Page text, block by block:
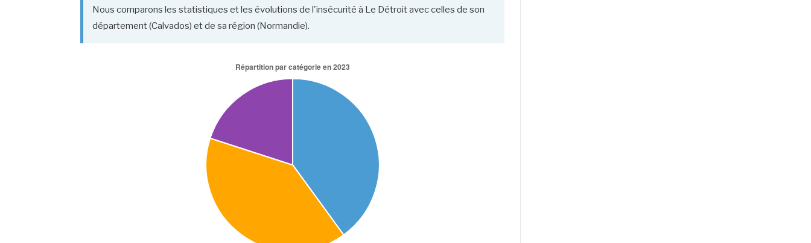
Nous comparons les statistiques et les évolutions de l'insécurité à Le Détroit avec celles de son
département (Calvados) et de sa région (Normandie).